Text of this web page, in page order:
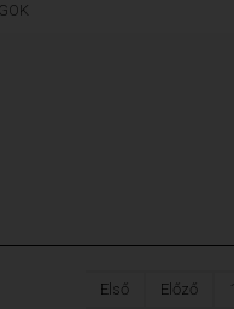
Első Előző